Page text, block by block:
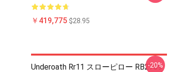
￥419,775 $28.95
Underoath Rr11 スローピロー RB2709
-20%